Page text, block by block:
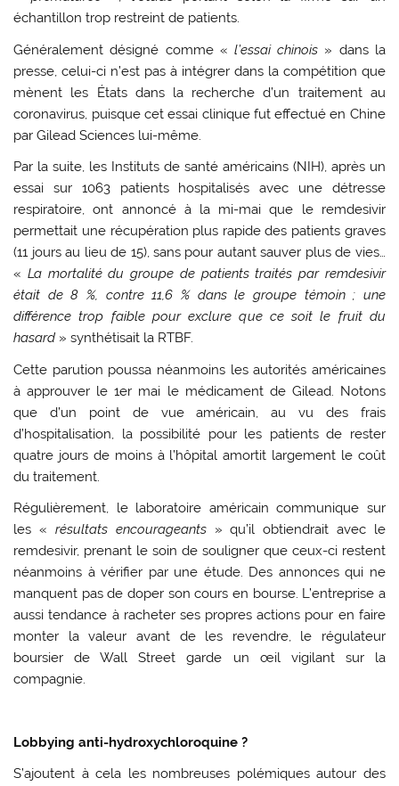
échantillon trop restreint de patients.
Généralement désigné comme « l’essai chinois » dans la
presse, celui-ci n’est pas à intégrer dans la compétition que
mènent les États dans la recherche d’un traitement au
coronavirus, puisque cet essai clinique fut effectué en Chine
par Gilead Sciences lui-même.
Par la suite, les Instituts de santé américains (NIH), après un
essai sur 1063 patients hospitalisés avec une détresse
respiratoire, ont annoncé à la mi-mai que le remdesivir
permettait une récupération plus rapide des patients graves
(11 jours au lieu de 15), sans pour autant sauver plus de vies…
« La mortalité du groupe de patients traités par remdesivir
était de 8 %, contre 11,6 % dans le groupe témoin ; une
différence trop faible pour exclure que ce soit le fruit du
hasard » synthétisait la RTBF.
Cette parution poussa néanmoins les autorités américaines
à approuver le 1er mai le médicament de Gilead. Notons
que d’un point de vue américain, au vu des frais
d’hospitalisation, la possibilité pour les patients de rester
quatre jours de moins à l’hôpital amortit largement le coût
du traitement.
Régulièrement, le laboratoire américain communique sur
les « résultats encourageants» qu’il obtiendrait avec le
remdesivir, prenant le soin de souligner que ceux-ci restent
néanmoins à vérifier par une étude. Des annonces qui ne
manquent pas de doper son cours en bourse. L’entreprise a
aussi tendance à racheter ses propres actions pour en faire
monter la valeur avant de les revendre, le régulateur
boursier de Wall Street garde un œil vigilant sur la
compagnie.
Lobbying anti-hydroxychloroquine ?
S’ajoutent à cela les nombreuses polémiques autour des